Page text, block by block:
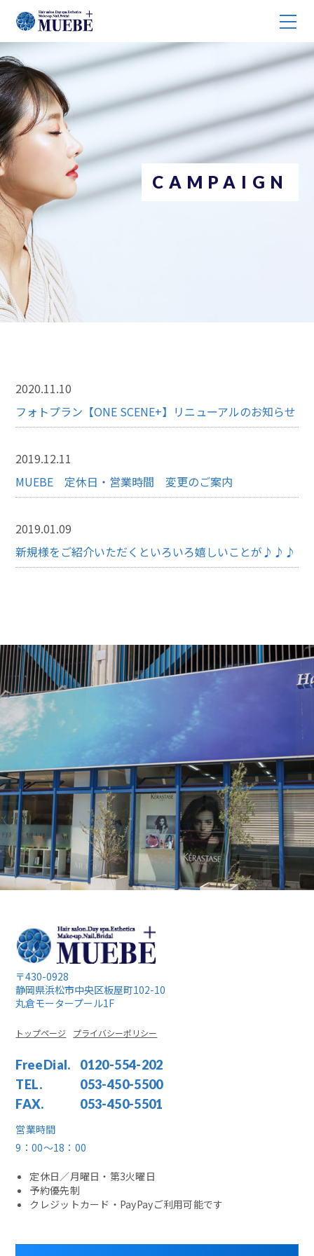
CAMPAIGN
2020.11.10
フォトプラン【ONE SCENE+】リニューアルのお知らせ
2019.12.11
MUEBE 定休日・営業時間 変更のご案内
2019.01.09
新規様をご紹介いただくといろいろ嬉しいことが♪♪♪
〒430-0928
静岡県浜松市中央区板屋町102-10
丸倉モータープール1F
トップページ プライバシーポリシー
FreeDial.
0120-554-202
TEL.
053-450-5500
FAX.
053-450-5501
営業時間
9：00〜18：00
定休日／月曜日・第3火曜日
予約優先制
クレジットカード・PayPayご利用可能です